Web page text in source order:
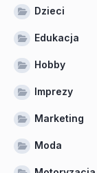
Dzieci
Edukacja
Hobby
Imprezy
Marketing
Moda